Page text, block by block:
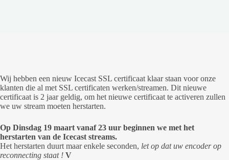
Wij hebben een nieuw Icecast SSL certificaat klaar staan voor onze
klanten die al met SSL certificaten werken/streamen. Dit nieuwe
certificaat is 2 jaar geldig, om het nieuwe certificaat te activeren zullen
we uw stream moeten herstarten.
Op Dinsdag 19 maart vanaf 23 uur beginnen we met het
herstarten van de Icecast streams.
Het herstarten duurt maar enkele seconden, let op dat uw encoder op
reconnecting staat ! V